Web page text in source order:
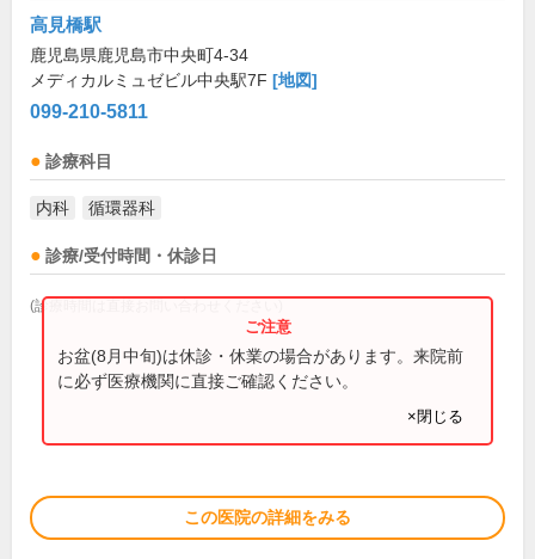
高見橋駅
鹿児島県鹿児島市中央町4-34
メディカルミュゼビル中央駅7F [地図]
099-210-5811
診療科目
内科 循環器科
診療/受付時間・休診日
(診療時間は直接お問い合わせください)
お盆(8月中旬)は休診・休業の場合があります。来院前
に必ず医療機関に直接ご確認ください。
×閉じる
この医院の詳細をみる